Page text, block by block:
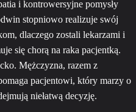
i kontrowersyjne pomysły
stopniowo realizuje swój
dlaczego zostali lekarzami i
się chorą na raka pacjentką.
Mężczyzna, razem z
pacjentowi, który marzy o
niełatwą decyzję.